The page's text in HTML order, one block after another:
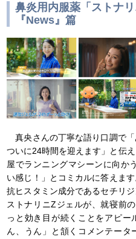
鼻炎用内服薬「ストナリ
『News』篇
真央さんの丁寧な語り口調で
ついに24時間を迎えます」と伝
屋でランニングマシーンに向か
い感じ！」とコミカルに答えま
抗ヒスタミン成分であるセチリ
ストナリニZジェルが、就寝前
っと効き目が続くことをアピー
ん、うん」と頷くコメンテータ